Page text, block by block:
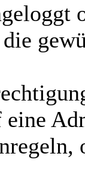
die
eine